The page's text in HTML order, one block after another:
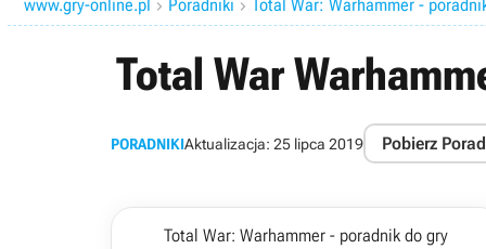
www.gry-online.pl  Poradniki  Total War: Warhammer -
Total War
PORADNIKIAktualizacja: 25 lipca 2019 Pobierz
Total War: Warhammer - poradnik do gry